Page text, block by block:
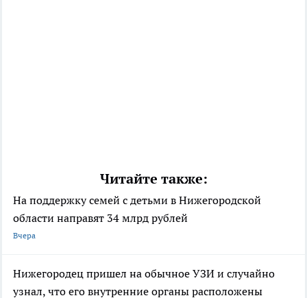
Читайте также:
На поддержку семей с детьми в Нижегородской
области направят 34 млрд рублей
Вчера
Нижегородец пришел на обычное УЗИ и случайно
узнал, что его внутренние органы расположены